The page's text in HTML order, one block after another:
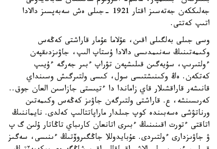
جەلىككەن جەتەسىز اقتار 1921 -جىلى ەش سەبەپسىز دالادا
اتىپ كەتتى.
وسى جىلى بەلگىلى اقىن، عۇلاما عۇمار قاراشتى كەڭەس
وكىمەتىنىڭ سەنىمدىسى دالادا ۇستاپ الىپ، جاۋىزدىقپەن
ءولتىرىپ، سۇيەگىن قىلىشپەن تۋراپ ءبىر جەرگە ءۇيىپ
كەتكەن. ەڭ وكىنىشتىسى سول، كىسى ولتىرگىش وسىنداي
قانىشەر قاراقشىلار قاي زاماندا دا ءتيىستى جازاسىن العان جوق..
كەرىسىنشە، ع. قاراشتى ولتىرگەن جاۋىز كەڭەس وكىمەتىن
ورناتۋشى ەسەبىندە كوپ جىلدار ماراپاتتالىپ كەلدى. نايماننىڭ
اتاقتى ءتورت اقىنىنىڭ ءبىرى اتانعان كارىباي تاڭاتار ۇلىن گ پ
ۋ جاۋىزدارى ءولتىردى. عۇبايدوللا جاڭگىروۆتىڭ ءىنىسى، سەگىز